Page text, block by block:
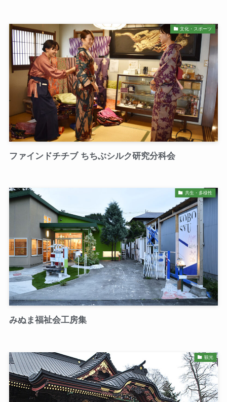
文化・スポーツ
ファインドチチブ ちちぶシルク研究分科会
共生・多様性
みぬま福祉会工房集
観光